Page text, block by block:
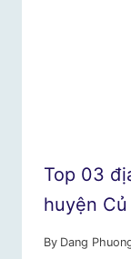
Top 03
huyện
By Dang